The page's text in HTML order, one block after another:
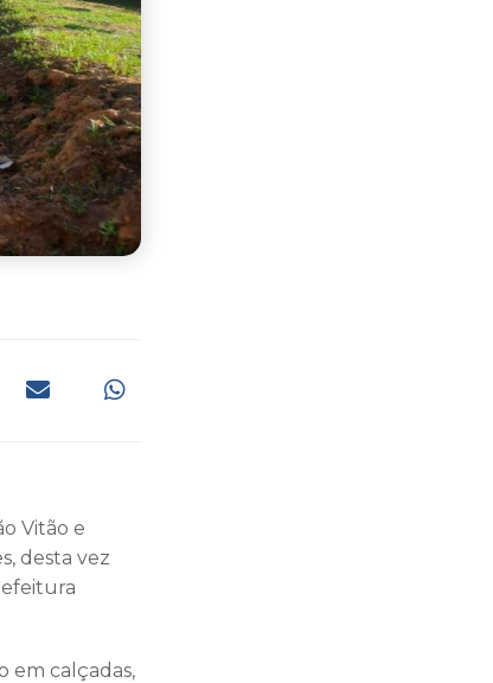
Vitão e
desta vez
em calçadas,